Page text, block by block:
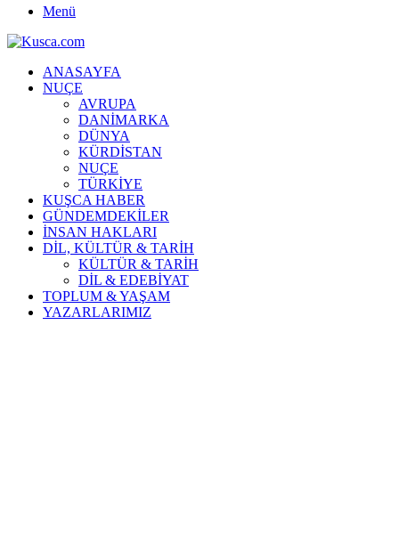
Menü
ANASAYFA
NUÇE
AVRUPA
DANİMARKA
DÜNYA
KÜRDİSTAN
NUÇE
TÜRKİYE
KUŞCA HABER
GÜNDEMDEKİLER
İNSAN HAKLARI
DİL, KÜLTÜR & TARİH
KÜLTÜR & TARİH
DİL & EDEBİYAT
TOPLUM & YAŞAM
YAZARLARIMIZ